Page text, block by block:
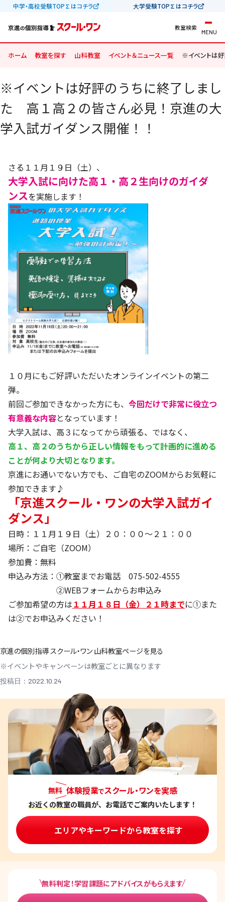
中学・高校受験TOP∑はコチラ 大学受験TOP∑はコチラ
教室検索
MENU
ホーム 教室を探す 山科教室 イベント＆ニュース一覧 ※イベントは
※イベントは好評のうちに終了しまし
た 高１高２の皆さん必見！京進の大
学入試ガイダンス開催！！
さる１１月１９日（土）、
大学入試に向けた高１・高２生向けのガイダ
ンスを実施します！
１０月にもご好評いただいたオンラインイベントの第二
弾。
前回ご参加できなかった方にも、 今回だけで非常に役立つ
有意義な内容となっています！
大学入試は、高３になってから頑張る、ではなく、
高１、高２のうちから正しい情報をもって計画的に進める
ことが何より大切となります。
京進にお通いでない方でも、ご自宅のZOOMからお気軽に
参加できます♪
「京進スクール・ワンの大学入試ガイ
ダンス」
日時：１１月１９日（土）２０：００～２１：００
場所：ご自宅（ZOOM）
参加費：無料
申込み方法：①教室までお電話 075-502-4555
②WEBフォームからお申込み
ご参加希望の方は１１月１８日（金）２１時までに①また
は②でお申込みください！
京進の個別指導 スクール・ワン 山科教室ページを見る
※イベントやキャンペーンは教室ごとに異なります
投稿日：2022.10.24
無料 体験授業でスクール・ワンを実感
お近くの教室の職員が、お電話でご案内いたします！
エリアやキーワードから教室を探す
無料判定！学習課題にアドバイスがもらえます